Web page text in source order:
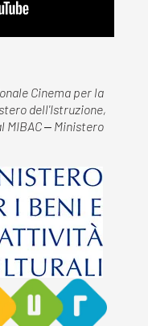
Cinema per la
dell'Istruzione,
MIBAC ‒ Ministero